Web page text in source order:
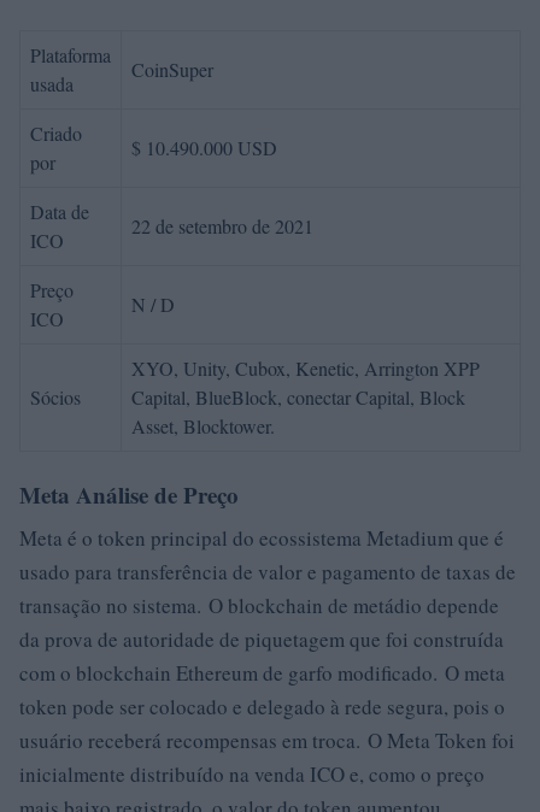
Plataforma
usada
CoinSuper
Criado
por
$ 10.490.000 USD
Data de
ICO
22 de setembro de 2021
Preço
ICO
N / D
Sócios
XYO, Unity, Cubox, Kenetic, Arrington XPP
Capital, BlueBlock, conectar Capital, Block
Asset, Blocktower.
Meta Análise de Preço
Meta é o token principal do ecossistema Metadium que é
usado para transferência de valor e pagamento de taxas de
transação no sistema. O blockchain de metádio depende
da prova de autoridade de piquetagem que foi construída
com o blockchain Ethereum de garfo modificado. O meta
token pode ser colocado e delegado à rede segura, pois o
usuário receberá recompensas em troca. O Meta Token foi
inicialmente distribuído na venda ICO e, como o preço